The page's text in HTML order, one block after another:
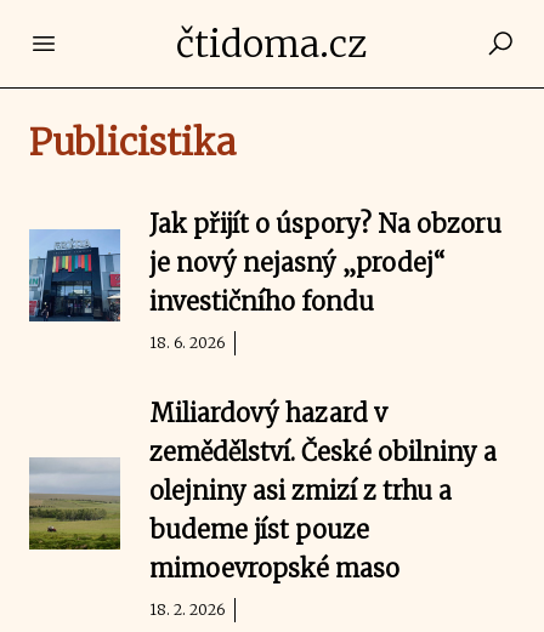
Open main menučtidoma.cz
Publicistika
Jak přijít o úspory? Na obzoru
je nový nejasný „prodej“
investičního fondu
18. 6. 2026
Miliardový hazard v
zemědělství. České obilniny a
olejniny asi zmizí z trhu a
budeme jíst pouze
mimoevropské maso
18. 2. 2026